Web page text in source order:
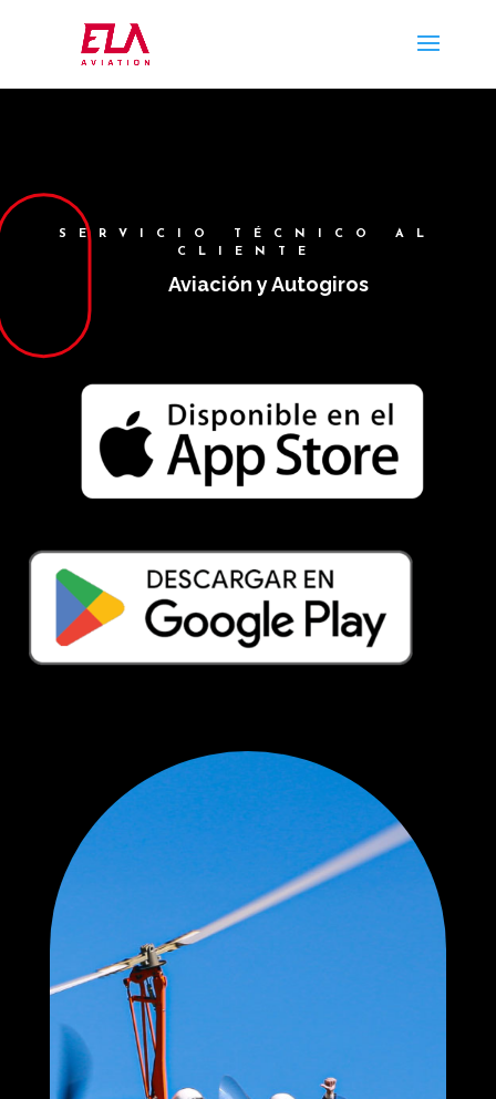
SERVICIO TÉCNICO AL
CLIENTE
Aviación y Autogiros